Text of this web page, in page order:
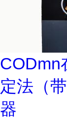
CODmn
定法（
器